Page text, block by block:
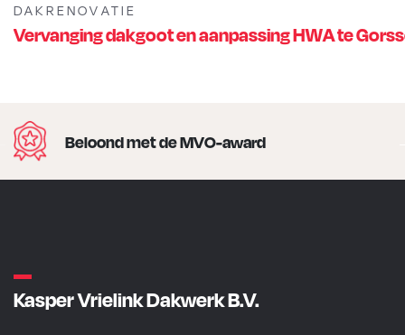
DAKRENOVATIE
Vervanging dakgoot en aanpassing HWA te
Beloond met de MVO-award
Kasper Vrielink Dakwerk B.V.